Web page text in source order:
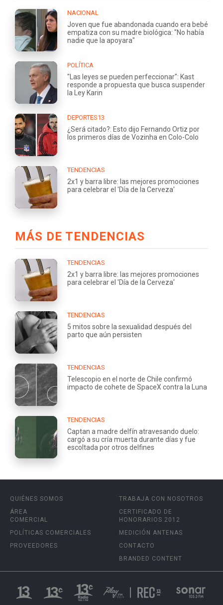
NACIONAL
Joven que fue abandonada cuando era bebé
empatiza con su madre biológica: "No había
nadie que la apoyara"
POLÍTICA
"Las leyes se pueden perfeccionar": Kast
responde a propuesta que busca suspender
la Ley Karin
DEPORTES13
¿Será citado?: Esto dijo Fernando Ortiz por
los primeros días de Vozinha en Colo-Colo
TENDENCIAS
2x1 y barra libre: las mejores promociones
para celebrar el 'Día de la Cerveza'
MÁS DE TENDENCIAS
TENDENCIAS
2x1 y barra libre: las mejores promociones
para celebrar el 'Día de la Cerveza'
TENDENCIAS
5 mitos sobre la sexualidad después del
parto que aún persisten
TENDENCIAS
Telescopio en el norte de Chile confirmó
impacto de cohete de SpaceX contra la Luna
TENDENCIAS
Captan a madre delfín atravesando duelo:
cargó a su cría muerta durante días y fue
escoltada por otros delfines
QUIÉNES SOMOS
ÁREA
COMERCIAL
POLÍTICAS COMERCIALES
PROVEEDORES
TRABAJA CON NOSOTROS
CERTIFICADO DE
HONORARIOS 2012
MEDICIÓN ANTENAS
CONTACTO
BRANDED CONTENT